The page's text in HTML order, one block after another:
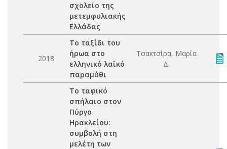
σχολείο της
μετεμφυλιακής
Ελλάδας
2018
Το ταξίδι του
ήρωα στο
ελληνικό λαϊκό
παραμύθι
Τσακτσίρα, Μαρία
Δ.
Το ταφικό
σπήλαιο στον
Πύργο
Ηρακλείου:
συμβολή στη
μελέτη των